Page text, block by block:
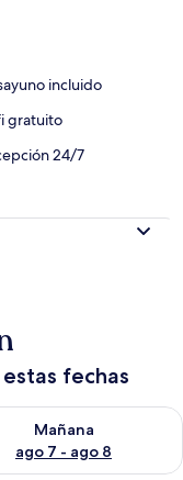
incluido
gratuito
24/7
fechas
- ago 7
Mañana
ago 7 - ago 8
la disponibilidad